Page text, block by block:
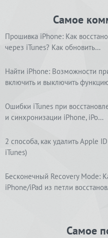
Самое
Прошивка iPhone: Как
через iTunes? Как обновить…
Найти iPhone: Возможности
включить и выключить
Ошибки iTunes при
и синхронизации iPhone, iPo…
2 способа, как удалить Apple
iTunes)
Бесконечный Recovery Mode:
iPhone/iPad из петли
Самое